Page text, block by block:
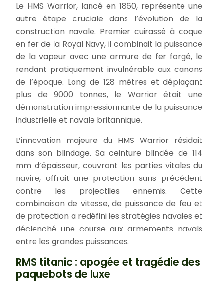
Le HMS Warrior, lancé en 1860, représente une
autre étape cruciale dans l’évolution de la
construction navale. Premier cuirassé à coque
en fer de la Royal Navy, il combinait la puissance
de la vapeur avec une armure de fer forgé, le
rendant pratiquement invulnérable aux canons
de l’époque. Long de 128 mètres et déplaçant
plus de 9000 tonnes, le Warrior était une
démonstration impressionnante de la puissance
industrielle et navale britannique.
L’innovation majeure du HMS Warrior résidait
dans son blindage. Sa ceinture blindée de 114
mm d’épaisseur, couvrant les parties vitales du
navire, offrait une protection sans précédent
contre les projectiles ennemis. Cette
combinaison de vitesse, de puissance de feu et
de protection a redéfini les stratégies navales et
déclenché une course aux armements navals
entre les grandes puissances.
RMS titanic : apogée et tragédie des
paquebots de luxe